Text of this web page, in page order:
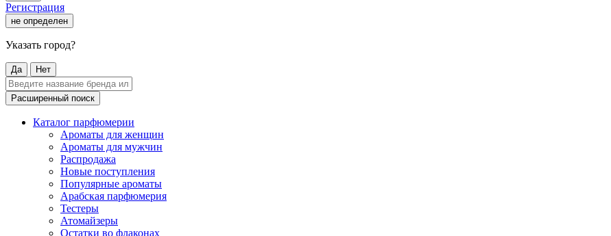
Регистрация
не определен
Указать город?
Да Нет
Расширенный поиск
Каталог парфюмерии
Ароматы для женщин
Ароматы для мужчин
Распродажа
Новые поступления
Популярные ароматы
Арабская парфюмерия
Тестеры
Атомайзеры
Остатки во флаконах